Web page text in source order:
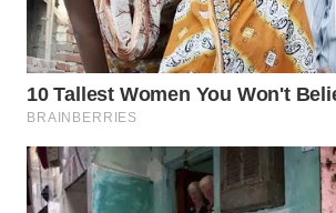
Para a vida noturna, uma experiência
show de tango com jantar, como o
tango e jantar no El Querandi,
Civitatis. Várias casas tradicionais
espetáculos completos com